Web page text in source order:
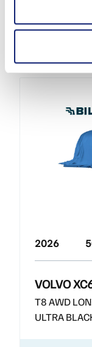
T6 AWD
2026
VOLVO
T8 AWD
ULTRA